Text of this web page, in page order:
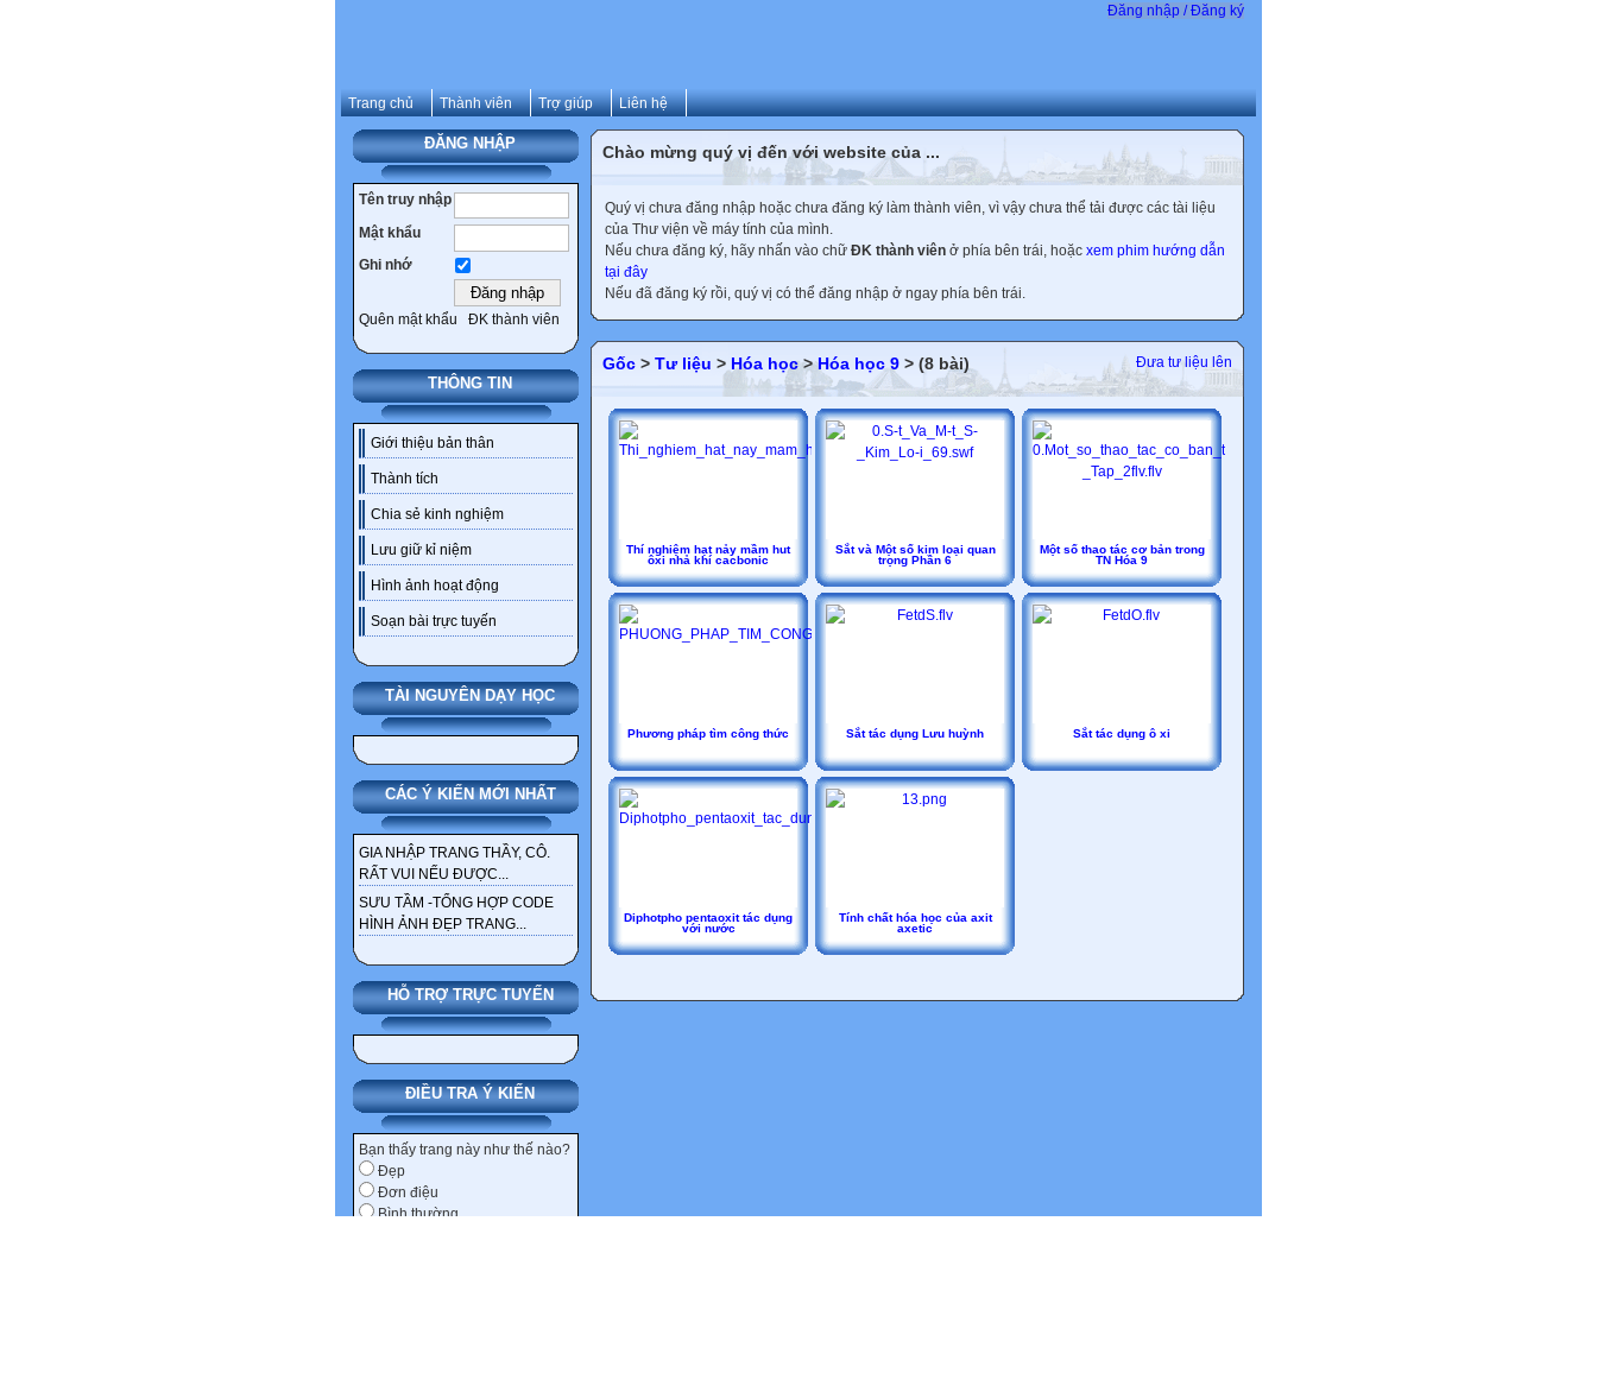
Đăng nhập / Đăng ký
Trang chủ Thành viên Trợ giúp Liên hệ
ĐĂNG NHẬP
Tên truy nhập
Mật khẩu
Ghi nhớ
Quên mật khẩu ĐK thành viên
THÔNG TIN
Giới thiệu bản thân
Thành tích
Chia sẻ kinh nghiệm
Lưu giữ kỉ niệm
Hình ảnh hoạt động
Soạn bài trực tuyến
TÀI NGUYÊN DẠY HỌC
CÁC Ý KIẾN MỚI NHẤT
GIA NHẬP TRANG THẦY, CÔ.
RẤT VUI NẾU ĐƯỢC...
SƯU TẦM -TỔNG HỢP CODE
HÌNH ẢNH ĐẸP TRANG...
HỖ TRỢ TRỰC TUYẾN
ĐIỀU TRA Ý KIẾN
Bạn thấy trang này như thế nào?
Đẹp
Đơn điệu
Bình thường
Chào mừng quý vị đến với website của ...
Quý vị chưa đăng nhập hoặc chưa đăng ký làm thành viên, vì vậy chưa thể tải được các tài liệu
của Thư viện về máy tính của mình.
Nếu chưa đăng ký, hãy nhấn vào chữ ĐK thành viên ở phía bên trái, hoặc xem phim hướng dẫn
tại đây
Nếu đã đăng ký rồi, quý vị có thể đăng nhập ở ngay phía bên trái.
Đưa tư liệu lên
Gốc > Tư liệu > Hóa học>Hóa học 9 > (8 bài)
Thí nghiệm hạt nảy mầm hut
ôxi nhả khí cacbonic
Sắt và Một số kim loại quan
trọng Phần 6
Một số thao tác cơ bản trong
TN Hóa 9
Phương pháp tìm công thức Sắt tác dụng Lưu huỳnh Sắt tác dụng ô xi
Diphotpho pentaoxit tác dụng
với nước
Tính chất hóa học của axit
axetic